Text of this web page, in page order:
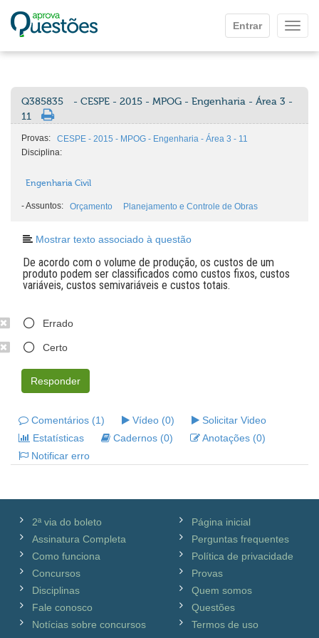
Entrar
Q385835
- CESPE - 2015 - MPOG - Engenharia - Área 3 -
11
Provas:
CESPE - 2015 - MPOG - Engenharia - Área 3 - 11
Disciplina:
Engenharia Civil
-Assuntos: Orçamento Planejamento e Controle de Obras
Mostrar texto associado à questão
De acordo com o volume de produção, os custos de um
produto podem ser classificados como custos fixos, custos
variáveis, custos semivariáveis e custos totais.
Errado
Certo
Responder
Comentários (1) Vídeo (0)
Solicitar Video
Estatísticas
Cadernos (0)
Anotações (0)
Notificar erro
2ª via do boleto
Assinatura Completa
Como funciona
Concursos
Disciplinas
Fale conosco
Notícias sobre concursos
Página inicial
Perguntas frequentes
Política de privacidade
Provas
Quem somos
Questões
Termos de uso